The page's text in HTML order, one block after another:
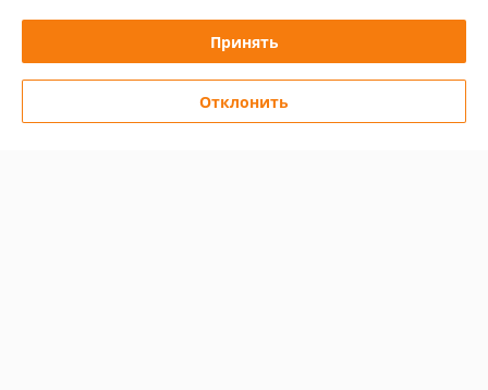
Сайт создан на платформе Deal.by
Принять
Отклонить